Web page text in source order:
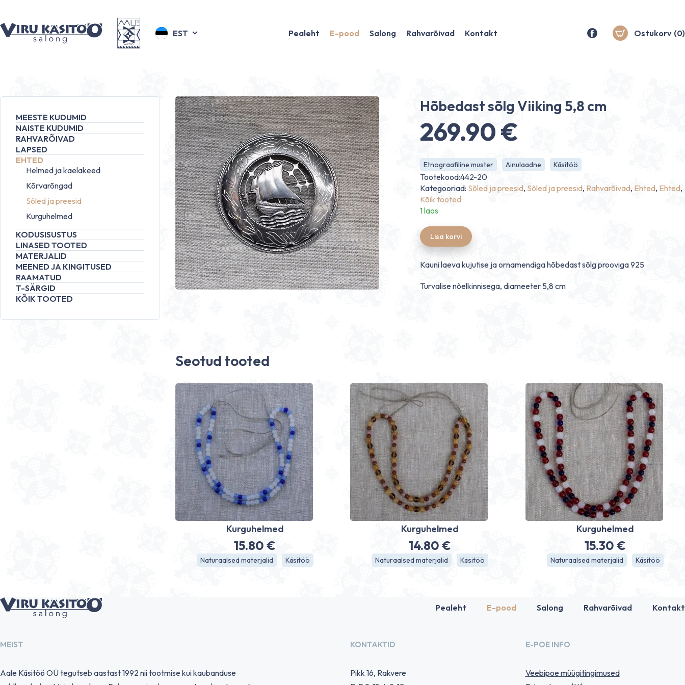
EST Pealeht E-pood Salong Rahvarõivad Kontakt Ostukorv (0)
MEESTE KUDUMID
NAISTE KUDUMID
RAHVARÕIVAD
LAPSED
EHTED
Helmed ja kaelakeed
Kõrvarõngad
Sõled ja preesid
Kurguhelmed
KODUSISUSTUS
LINASED TOOTED
MATERJALID
MEENED JA KINGITUSED
RAAMATUD
T-SÄRGID
KÕIK TOOTED
Hõbedast sõlg Viiking 5,8 cm
269.90€
Etnograafiline muster Ainulaadne Käsitöö
Tootekood:442-20
Kategooriad: Sõled ja preesid, Sõled ja preesid, Rahvarõivad, Ehted, Ehted,
Kõik tooted
1 laos
Lisa korvi
Kauni laeva kujutise ja ornamendiga hõbedast sõlg prooviga 925
Turvalise nõelkinnisega, diameeter 5,8 cm
Seotud tooted
Kurguhelmed
15.80€
Naturaalsed materjalid Käsitöö
Kurguhelmed
14.80€
Naturaalsed materjalid Käsitöö
Kurguhelmed
15.30 €
Naturaalsed materjalid Käsitöö
Pealeht E-pood Salong Rahvarõivad Kontakt
MEIST
Aale Käsitöö OÜ tegutseb aastast 1992 nii tootmise kui kaubanduse
KONTAKTID
Pikk 16, Rakvere
E-POE INFO
Veebipoe müügitingimused